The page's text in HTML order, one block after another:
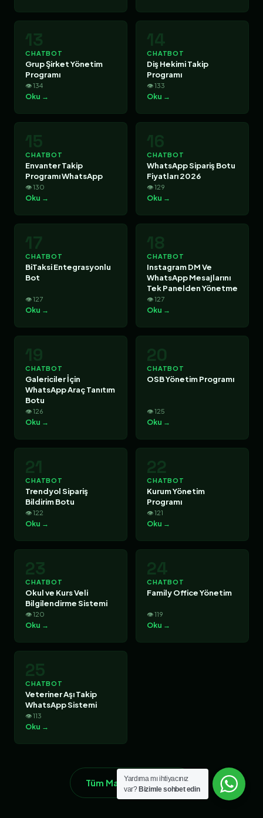
13
CHATBOT
Grup Şirket Yönetim
Programı
👁 134
Oku →
14
CHATBOT
Diş Hekimi Takip
Programı
👁 133
Oku →
15
CHATBOT
Envanter Takip
Programı WhatsApp
👁 130
Oku →
16
CHATBOT
WhatsApp Sipariş Botu
Fiyatları 2026
👁 129
Oku →
17
CHATBOT
BiTaksi Entegrasyonlu
Bot
👁 127
Oku →
18
CHATBOT
Instagram DM Ve
WhatsApp Mesajlarını
Tek Panelden Yönetme
👁 127
Oku →
19
CHATBOT
Galericiler İçin
WhatsApp Araç Tanıtım
Botu
👁 126
Oku →
20
CHATBOT
OSB Yönetim Programı
👁 125
Oku →
21
CHATBOT
Trendyol Sipariş
Bildirim Botu
👁 122
Oku →
22
CHATBOT
Kurum Yönetim
Programı
👁 121
Oku →
23
CHATBOT
Okul ve Kurs Veli
Bilgilendirme Sistemi
👁 120
Oku →
24
CHATBOT
Family Office Yönetim
👁 119
Oku →
25
CHATBOT
Veteriner Aşı Takip
WhatsApp Sistemi
👁 113
Oku →
Tüm Makaleleri Gör →
Yardıma mı ihtiyacınız
var? Bizimle sohbet edin